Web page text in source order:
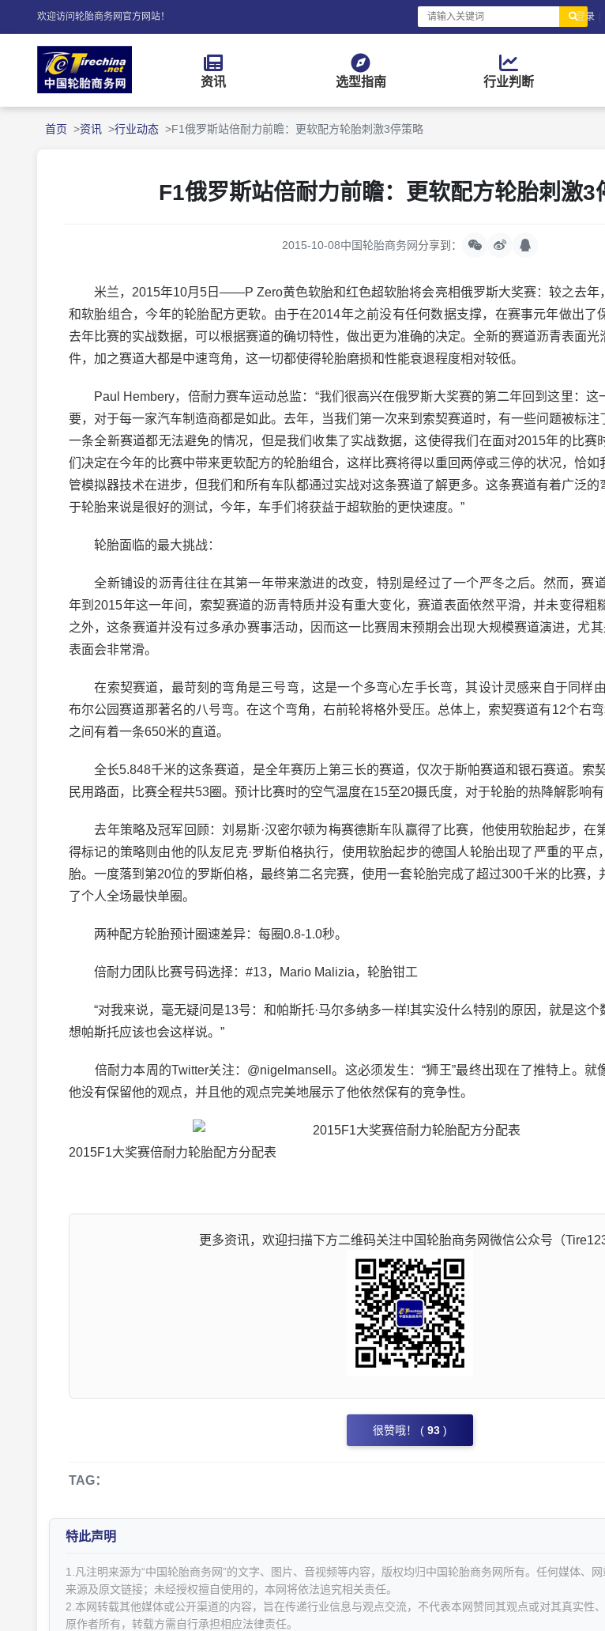
欢迎访问轮胎商务网官方网站！ 登录 |
资讯 选型指南 行业判断
首页 资讯 行业动态 F1俄罗斯站倍耐力前瞻：更软配方轮胎刺激3停策略
F1俄罗斯站倍耐力前瞻：更软配方轮胎刺激3
2015-10-08中国轮胎商务网分享到：
米兰，2015年10月5日——P Zero黄色软胎和红色超软胎将会亮相俄罗斯大奖赛：较之去年
和软胎组合，今年的轮胎配方更软。由于在2014年之前没有任何数据支撑，在赛事元年做出了
去年比赛的实战数据，可以根据赛道的确切特性，做出更为准确的决定。全新的赛道沥青表面光
件，加之赛道大都是中速弯角，这一切都使得轮胎磨损和性能衰退程度相对较低。
Paul Hembery，倍耐力赛车运动总监：“我们很高兴在俄罗斯大奖赛的第二年回到这里：这
要，对于每一家汽车制造商都是如此。去年，当我们第一次来到索契赛道时，有一些问题被标
一条全新赛道都无法避免的情况，但是我们收集了实战数据，这使得我们在面对2015年的比赛
们决定在今年的比赛中带来更软配方的轮胎组合，这样比赛将得以重回两停或三停的状况，恰
管模拟器技术在进步，但我们和所有车队都通过实战对这条赛道了解更多。这条赛道有着广泛
于轮胎来说是很好的测试，今年，车手们将获益于超软胎的更快速度。”
轮胎面临的最大挑战：
全新铺设的沥青往往在其第一年带来激进的改变，特别是经过了一个严冬之后。然而，赛
年到2015年这一年间，索契赛道的沥青特质并没有重大变化，赛道表面依然平滑，并未变得粗
之外，这条赛道并没有过多承办赛事活动，因而这一比赛周末预期会出现大规模赛道演进，尤其
表面会非常滑。
在索契赛道，最苛刻的弯角是三号弯，这是一个多弯心左手长弯，其设计灵感来自于同样由
布尔公园赛道那著名的八号弯。在这个弯角，右前轮将格外受压。总体上，索契赛道有12个右
之间有着一条650米的直道。
全长5.848千米的这条赛道，是全年赛历上第三长的赛道，仅次于斯帕赛道和银石赛道。索
民用路面，比赛全程共53圈。预计比赛时的空气温度在15至20摄氏度，对于轮胎的热降解影响有
去年策略及冠军回顾：刘易斯·汉密尔顿为梅赛德斯车队赢得了比赛，他使用软胎起步，在
得标记的策略则由他的队友尼克·罗斯伯格执行，使用软胎起步的德国人轮胎出现了严重的平点
胎。一度落到第20位的罗斯伯格，最终第二名完赛，使用一套轮胎完成了超过300千米的比赛，
了个人全场最快单圈。
两种配方轮胎预计圈速差异：每圈0.8-1.0秒。
倍耐力团队比赛号码选择：#13，Mario Malizia，轮胎钳工
“对我来说，毫无疑问是13号：和帕斯托·马尔多纳多一样!其实没什么特别的原因，就是这个
想帕斯托应该也会这样说。”
倍耐力本周的Twitter关注：@nigelmansell。这必须发生：“狮王”最终出现在了推特上。就
他没有保留他的观点，并且他的观点完美地展示了他依然保有的竞争性。
2015F1大奖赛倍耐力轮胎配方分配表
更多资讯，欢迎扫描下方二维码关注中国轮胎商务网微信公众号（Tire123
很赞哦！ ( 93 )
TAG：
特此声明
1.凡注明来源为“中国轮胎商务网”的文字、图片、音视频等内容，版权均归中国轮胎商务网所有。任何媒体、
来源及原文链接；未经授权擅自使用的，本网将依法追究相关责任。
2.本网转载其他媒体或公开渠道的内容，旨在传递行业信息与观点交流，不代表本网赞同其观点或对其真实性
原作者所有，转载方需自行承担相应法律责任。